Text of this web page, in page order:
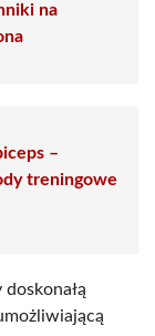
na
–
treningowe